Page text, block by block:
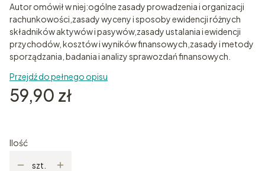
Autor omówił w niej:ogólne zasady prowadzenia i organizacji
rachunkowości,zasady wyceny i sposoby ewidencji różnych
składników aktywów i pasywów,zasady ustalania i ewidencji
przychodów, kosztów i wyników finansowych,zasady i metody
sporządzania, badania i analizy sprawozdań finansowych.
Przejdź do pełnego opisu
Cena
59,90 zł
Ilość
szt.